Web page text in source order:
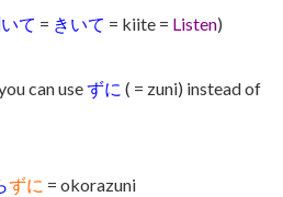
て = きいて = kiite = Listen)
can useずに ( = zuni) instead of
ずに = okorazuni